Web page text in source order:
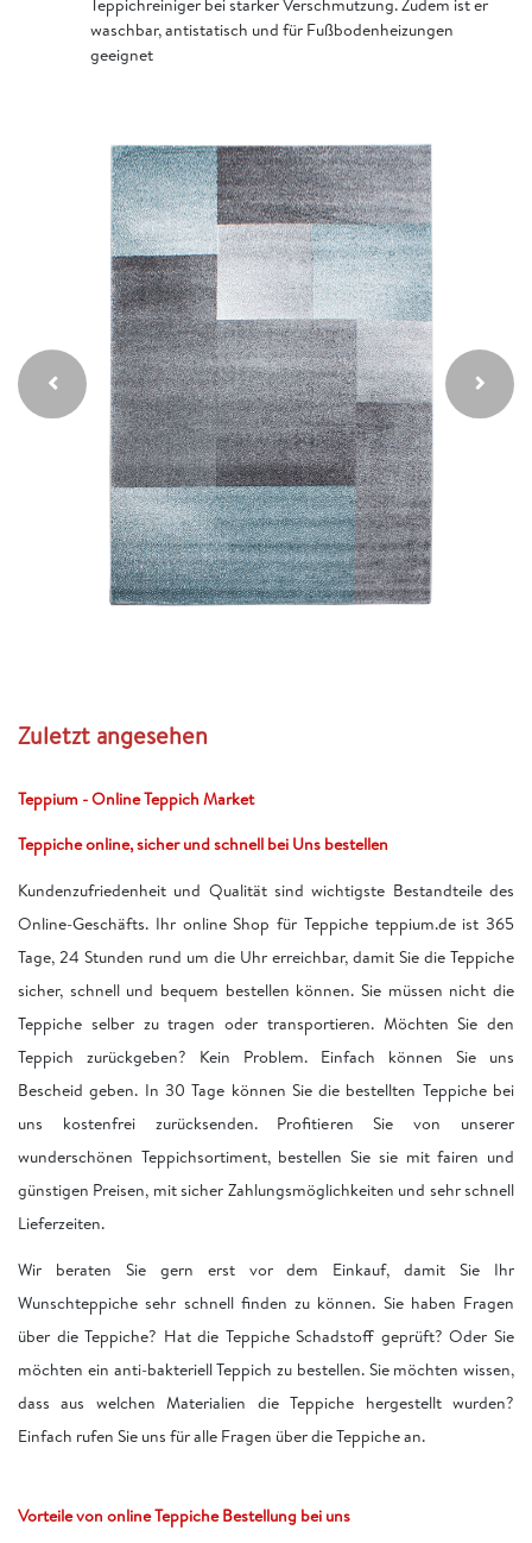
waschbar, antistatisch und für Fußbodenheizungen
geeignet
Zuletzt angesehen
Teppium - Online Teppich Market
Teppiche online, sicher und schnell bei Uns bestellen
Kundenzufriedenheit und Qualität sind wichtigste Bestandteile des
Online-Geschäfts. Ihr online Shop für Teppiche teppium.de ist 365
Tage, 24 Stunden rund um die Uhr erreichbar, damit Sie die Teppiche
sicher, schnell und bequem bestellen können. Sie müssen nicht die
Teppiche selber zu tragen oder transportieren. Möchten Sie den
Teppich zurückgeben? Kein Problem. Einfach können Sie uns
Bescheid geben. In 30 Tage können Sie die bestellten Teppiche bei
uns kostenfrei zurücksenden. Profitieren Sie von unserer
wunderschönen Teppichsortiment, bestellen Sie sie mit fairen und
günstigen Preisen, mit sicher Zahlungsmöglichkeiten und sehr schnell
Lieferzeiten.
Wir beraten Sie gern erst vor dem Einkauf, damit Sie Ihr
Wunschteppiche sehr schnell finden zu können. Sie haben Fragen
über die Teppiche? Hat die Teppiche Schadstoff geprüft? Oder Sie
möchten ein anti-bakteriell Teppich zu bestellen. Sie möchten wissen,
dass aus welchen Materialien die Teppiche hergestellt wurden?
Einfach rufen Sie uns für alle Fragen über die Teppiche an.
Vorteile von online Teppiche Bestellung bei uns